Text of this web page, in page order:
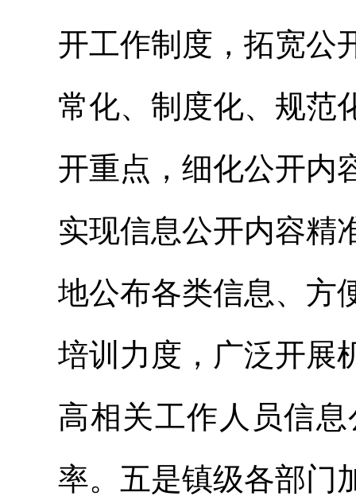
开工作制度，拓宽公
常化、制度化、规范
开重点，细化公开内
实现信息公开内容精
地公布各类信息、方
培训力度，广泛开展
高相关工作人员信
率。五是镇级各部门